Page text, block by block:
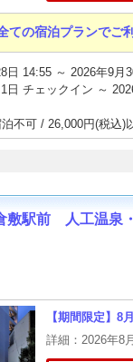
ての宿泊プランでご
日 14:55 ～ 2026年9月
日 チェックイン ～
不可 / 26,000円(税込)
敷駅前 人工温泉
【期間限定】8
詳細：2026年8